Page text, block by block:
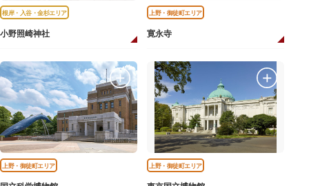
根岸・入谷・金杉エリア
小野照崎神社
上野・御徒町エリア
寛永寺
上野・御徒町エリア 上野・御徒町エリア